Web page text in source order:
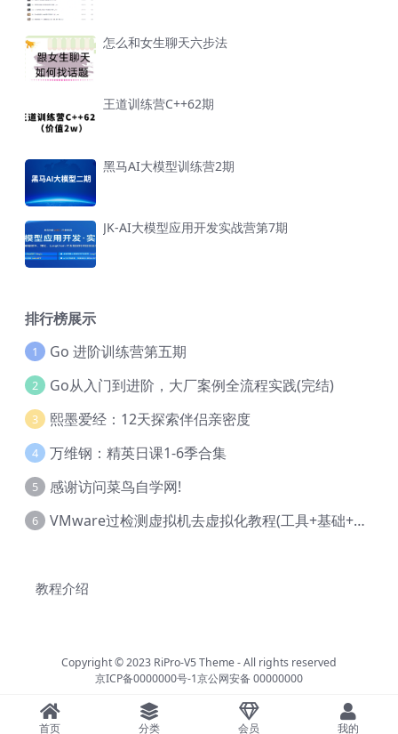
怎么和女生聊天六步法
王道训练营C++62期
黑马AI大模型训练营2期
JK-AI大模型应用开发实战营第7期
排行榜展示
1 Go 进阶训练营第五期
2 Go从入门到进阶，大厂案例全流程实践(完结)
3 熙墨爱经：12天探索伴侣亲密度
4 万维钢：精英日课1-6季合集
5 感谢访问菜鸟自学网!
6 VMware过检测虚拟机去虚拟化教程(工具+基础+进阶)
教程介绍
Copyright © 2023 RiPro-V5 Theme- All rights reserved
京ICP备0000000号-1京公网安备 00000000
首页 分类 会员 我的